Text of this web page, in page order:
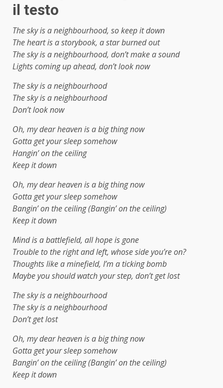
il testo
The sky is a neighbourhood, so keep it down
The heart is a storybook, a star burned out
The sky is a neighbourhood, don’t make a sound
Lights coming up ahead, don’t look now
The sky is a neighbourhood
The sky is a neighbourhood
Don’t look now
Oh, my dear heaven is a big thing now
Gotta get your sleep somehow
Hangin’ on the ceiling
Keep it down
Oh, my dear heaven is a big thing now
Gotta get your sleep somehow
Bangin’ on the ceiling (Bangin’ on the ceiling)
Keep it down
Mind is a battlefield, all hope is gone
Trouble to the right and left, whose side you’re on?
Thoughts like a minefield, I’m a ticking bomb
Maybe you should watch your step, don’t get lost
The sky is a neighbourhood
The sky is a neighbourhood
Don’t get lost
Oh, my dear heaven is a big thing now
Gotta get your sleep somehow
Bangin’ on the ceiling (Bangin’ on the ceiling)
Keep it down